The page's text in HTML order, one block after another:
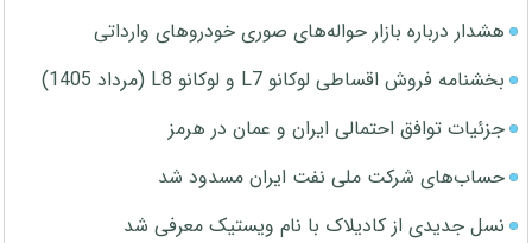
هشدار درباره بازار حواله‌های صوری خودروهای وارداتی
بخشنامه فروش اقساطی لوکانو L7 و لوکانو L8 (مرداد 1405)
جزئیات توافق احتمالی ایران و عمان در هرمز
حساب‌های شرکت ملی نفت ایران مسدود شد
نسل جدیدی از کادیلاک با نام ویستیک معرفی شد